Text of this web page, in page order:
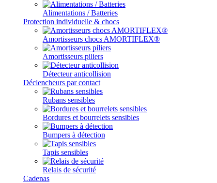
Alimentations / Batteries
Protection individuelle & chocs
Amortisseurs chocs AMORTIFLEX®
Amortisseurs piliers
Détecteur anticollision
Déclencheurs par contact
Rubans sensibles
Bordures et bourrelets sensibles
Bumpers à détection
Tapis sensibles
Relais de sécurité
Cadenas